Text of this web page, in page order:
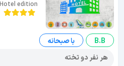
Hotel edition
B.B
با صبحانه
هر نفر دو تخته